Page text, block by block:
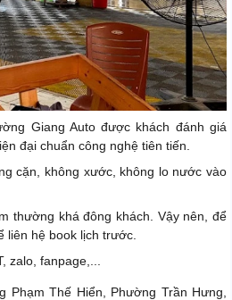
Giang Auto được khách đánh giá
đại chuẩn công nghệ tiên tiến.
cặn, không xước, không lo nước vào
thường khá đông khách. Vậy nên, để
liên hệ book lịch trước.
zalo, fanpage,...
Thế Hiển, Phường Trần Hưng,